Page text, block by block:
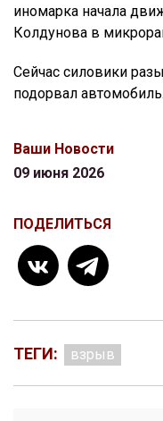
иномарка начала
Колдунова в
Сейчас силовики
подорвал автомобиль.
Ваши Новости
09 июня 2026
ПОДЕЛИТЬСЯ
ТЕГИ: взрыв